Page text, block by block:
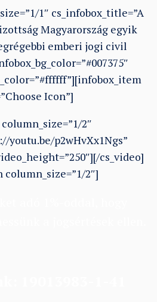
1″ cs_infobox_title=”A
Magyarország egyik
emberi jogi civil
Icon”]
2″
youtu.be/p2wHvXx1Ngs”
cs_video]
column_size=”1/2″]